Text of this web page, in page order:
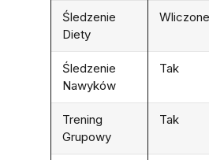
Śledzenie
Diety
Wliczone
Śledzenie
Nawyków
Tak
Trening
Grupowy
Tak